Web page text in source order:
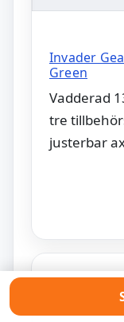
Invader
Green
Vadderad
tre
justerbar